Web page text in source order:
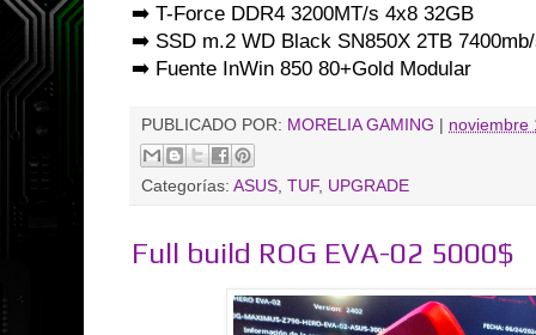
➡️ T-Force DDR4 3200MT/s 4x8 32GB
➡️ SSD m.2 WD Black SN850X 2TB
➡️ Fuente InWin 850 80+Gold Modular
PUBLICADO POR: MORELIA GAMING | noviembre
Categorías: ASUS, TUF, UPGRADE
Full build ROG EVA-02 5000$